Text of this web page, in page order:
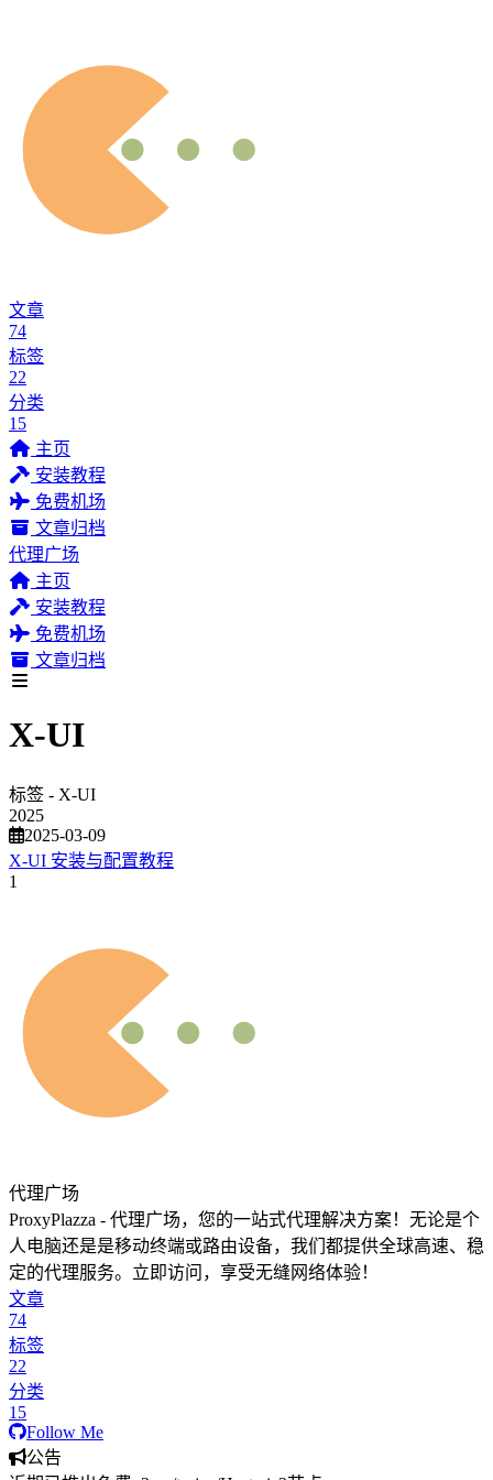
文章
74
标签
22
分类
15
主页
安装教程
免费机场
文章归档
代理广场
主页
安装教程
免费机场
文章归档
X-UI
标签 - X-UI
2025
2025-03-09
X-UI 安装与配置教程
1
代理广场
ProxyPlazza - 代理广场，您的一站式代理解决方案！无论是个
人电脑还是是移动终端或路由设备，我们都提供全球高速、稳
定的代理服务。立即访问，享受无缝网络体验！
文章
74
标签
22
分类
15
Follow Me
公告